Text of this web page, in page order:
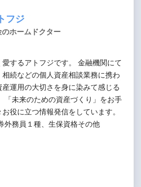
フジ
のホームドクター
するアトフジです。 金融機関にて
続などの個人資産相談業務に携わ
運用の大切さを身に染みて感じる
「未来のための資産づくり」をお手
役に立つ情報発信をしています。
外務員１種、生保資格その他